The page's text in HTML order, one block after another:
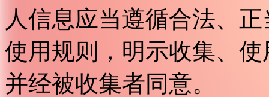
人信息应当遵循合法、
使用规则，明示收集、
并经被收集者同意。